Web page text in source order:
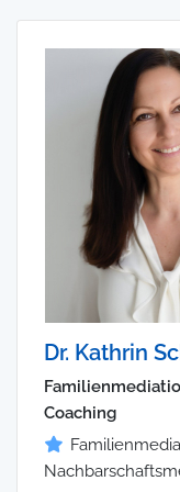
Dr. Kathrin
Coaching